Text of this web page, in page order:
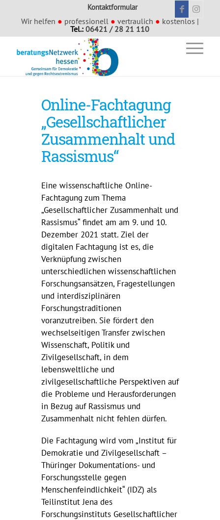
Kontaktformular
Wir helfen ● professionell ● vertraulich ● kostenlos |
Tel.:06421 / 28 21 110
Online-Fachtagung
„Gesellschaftlicher
Zusammenhalt und
Rassismus“
Eine wissenschaftliche Online-
Fachtagung zum Thema
„Gesellschaftlicher Zusammenhalt und
Rassismus“ findet am am 9. und 10.
Dezember 2021 statt. Ziel der
digitalen Fachtagung ist es, die
Verknüpfung zwischen
unterschiedlichen wissenschaftlichen
Forschungsansätzen, Fragestellungen
und interdisziplinären
Forschungstraditionen
voranzutreiben. Sie fördert den
wechselseitigen Transfer zwischen
Wissenschaft, Politik und
Zivilgesellschaft, in dem
lebensweltliche und
zivilgesellschaftliche Perspektiven auf
die Probleme und Herausforderungen
in Bezug auf Rassismus und
Zusammenhalt nicht fehlen dürfen.
Die Fachtagung wird vom „Institut für
Demokratie und Zivilgesellschaft –
Thüringer Dokumentations- und
Forschungsstelle gegen
Menschenfeindlichkeit“ (IDZ) als
Teilinstitut Jena des
Forschungsinstituts Gesellschaftlicher